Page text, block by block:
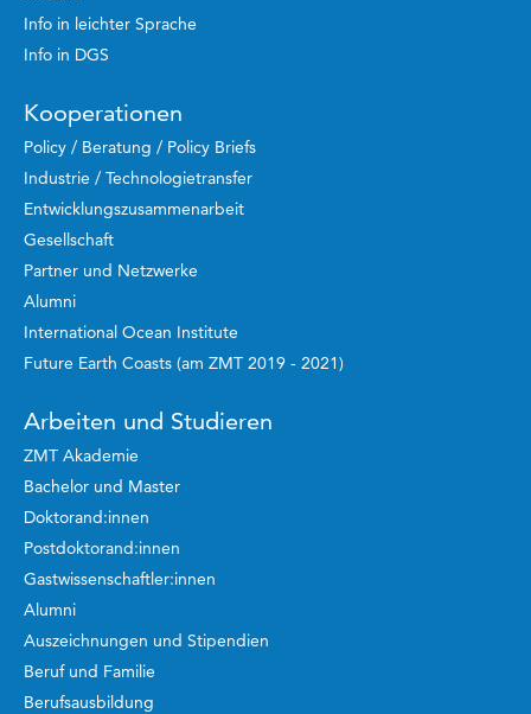
Info in leichter Sprache
Info in DGS
Kooperationen
Policy / Beratung / Policy Briefs
Industrie / Technologietransfer
Entwicklungszusammenarbeit
Gesellschaft
Partner und Netzwerke
Alumni
International Ocean Institute
Future Earth Coasts (am ZMT 2019 - 2021)
Arbeiten und Studieren
ZMT Akademie
Bachelor und Master
Doktorand:innen
Postdoktorand:innen
Gastwissenschaftler:innen
Alumni
Auszeichnungen und Stipendien
Beruf und Familie
Berufsausbildung